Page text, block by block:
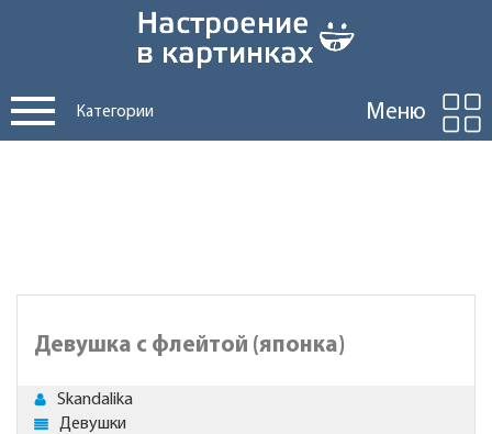
Категории Меню
Девушка с флейтой (японка)
Skandalika
Девушки